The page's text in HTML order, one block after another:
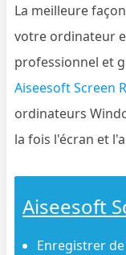
La meilleure
votre ordinateur
professionnel et
Aiseesoft Screen
ordinateurs
la fois l'écran et
Aiseesoft
Enregistrer